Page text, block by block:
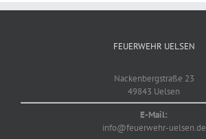
FEUERWEHR UELSEN
Nackenbergstraße 23
49843 Uelsen
E-Mail:
info@feuerwehr-uelsen.de